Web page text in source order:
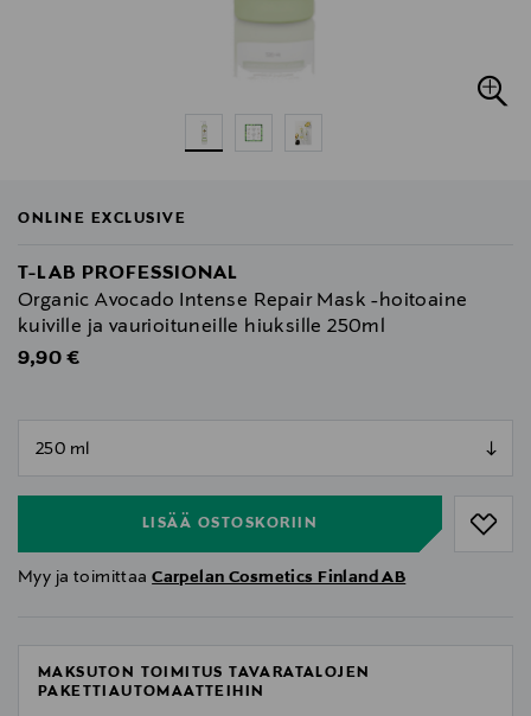
ONLINE EXCLUSIVE
T-LAB PROFESSIONAL
Organic Avocado Intense Repair Mask -hoitoaine
kuiville ja vaurioituneille hiuksille 250ml
Original Price
9,90 €
LISÄÄ OSTOSKORIIN
null
Myy ja toimittaaCarpelan Cosmetics Finland AB
MAKSUTON TOIMITUS TAVARATALOJEN
PAKETTIAUTOMAATTEIHIN